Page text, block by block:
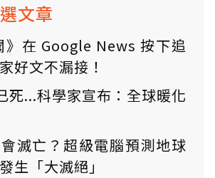
文章
》在 Google News 按下追
好文不漏接！
死...科學家宣布：全球暖化
滅亡？超級電腦預測地球
生「大滅絕」